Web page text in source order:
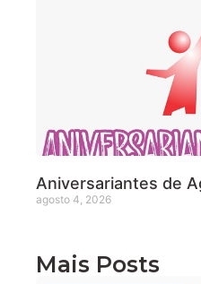
Aniversariantes de
agosto 4, 2026
Mais Posts